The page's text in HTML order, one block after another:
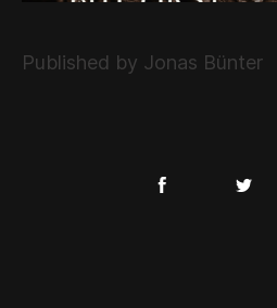
Published by Jonas Bünter